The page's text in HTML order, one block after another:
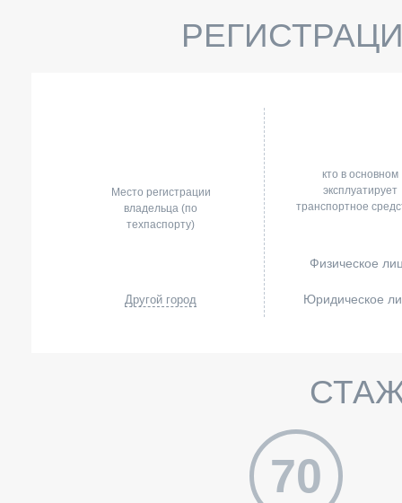
Место регистрации
владельца (по
техпаспорту)
Другой город
кто в основном
эксплуатирует
транспортное
Физическое
Юридическое
70